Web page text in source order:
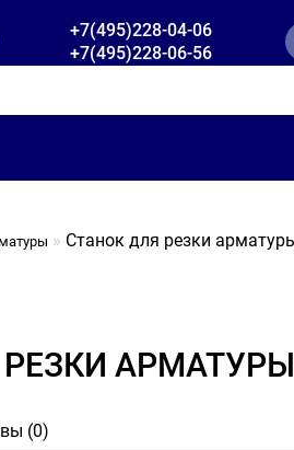
+7(495)228-04-06
+7(495)228-06-56
Станок для резки
АРМАТУРЫ
(0)